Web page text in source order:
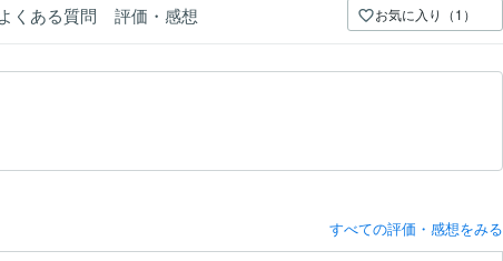
よくある質問 評価・感想 お気に入り（1）
すべての評価・感想をみる